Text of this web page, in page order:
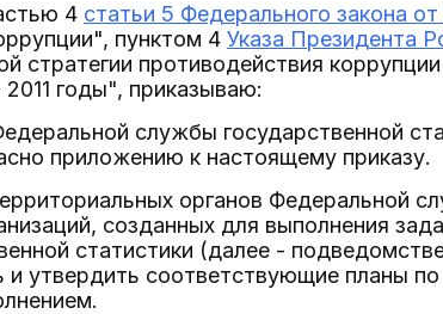
4 статьи 5 Федерального закона
пунктом 4 Указа Президента
стратегии противодействия
годы", приказываю:
службы государственной
приложению к настоящему приказу.
органов Федеральной
созданных для выполнения
статистики (далее -
и утвердить соответствующие планы